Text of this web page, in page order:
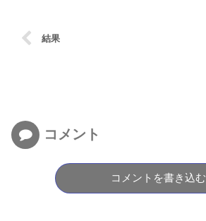
結果
コメント
コメントを書き込む